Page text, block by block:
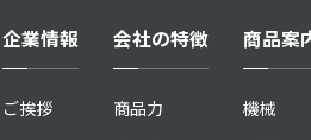
企業情報
ご挨拶
会社の特徴
商品力
商品案
機械